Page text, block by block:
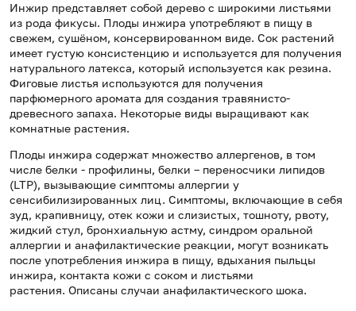
Инжир представляет собой дерево с широкими листьями
из рода фикусы. Плоды инжира употребляют в пищу в
свежем, сушёном, консервированном виде. Сок растений
имеет густую консистенцию и используется для получения
натурального латекса, который используется как резина.
Фиговые листья используются для получения
парфюмерного аромата для создания травянисто-
древесного запаха. Некоторые виды выращивают как
комнатные растения.
Плоды инжира содержат множество аллергенов, в том
числе белки - профилины, белки – переносчики липидов
(LTP), вызывающие симптомы аллергии у
сенсибилизированных лиц. Симптомы, включающие в себя
зуд, крапивницу, отек кожи и слизистых, тошноту, рвоту,
жидкий стул, бронхиальную астму, синдром оральной
аллергии и анафилактические реакции, могут возникать
после употребления инжира в пищу, вдыхания пыльцы
инжира, контакта кожи с соком и листьями
растения. Описаны случаи анафилактического шока.